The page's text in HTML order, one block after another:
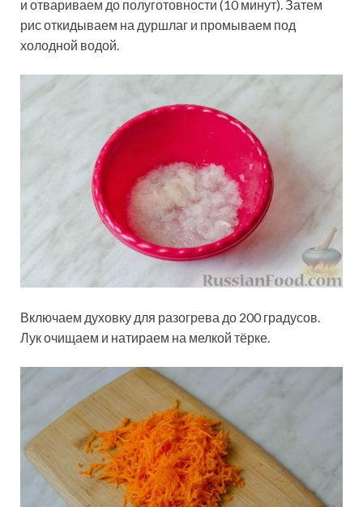
и отвариваем до полуготовности (10 минут). Затем
рис откидываем на дуршлаг и промываем под
холодной водой.
Включаем духовку для разогрева до 200 градусов.
Лук очищаем и натираем на мелкой тёрке.